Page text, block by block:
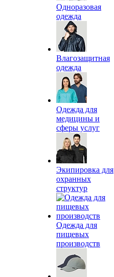
Одноразовая
одежда
Влагозащитная
одежда
Одежда для
медицины и
сферы услуг
Экипировка для
охранных
структур
Одежда для
пищевых
производств